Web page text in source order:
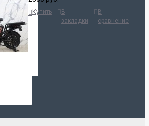
Купить
В
закладки
В
сравнение